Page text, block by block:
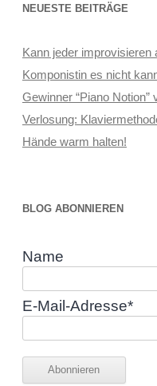
NEUESTE BEITRÄGE
Kann jeder improvisieren
Komponistin es nicht
Gewinner “Piano
Verlosung:
Hände warm halten!
BLOG ABONNIEREN
Name
E-Mail-Adresse*